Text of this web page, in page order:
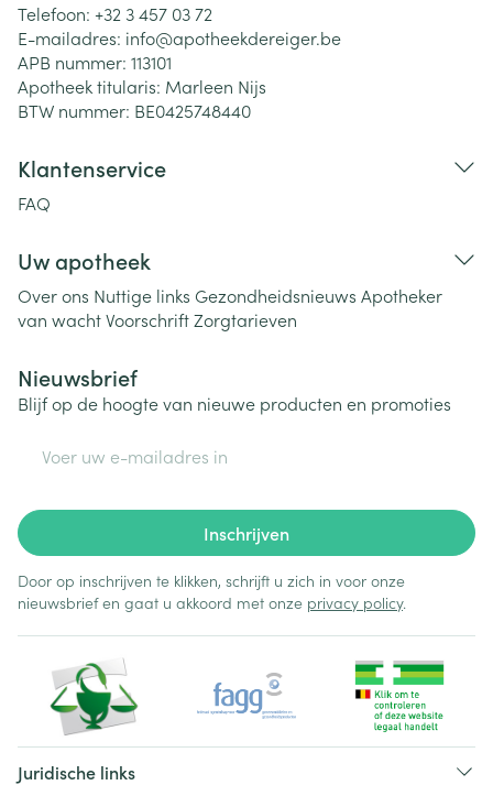
Telefoon: +32 3 457 03 72
E-mailadres: info@apotheekdereiger.be
APB nummer: 113101
Apotheek titularis: Marleen Nijs
BTW nummer: BE0425748440
Klantenservice
FAQ
Uw apotheek
Over ons Nuttige links Gezondheidsnieuws Apotheker
van wachtVoorschriftZorgtarieven
Nieuwsbrief
Blijf op de hoogte van nieuwe producten en promoties
Inschrijven
Door op inschrijven te klikken, schrijft u zich in voor onze
nieuwsbrief en gaat u akkoord met onze privacy policy.
Juridische links